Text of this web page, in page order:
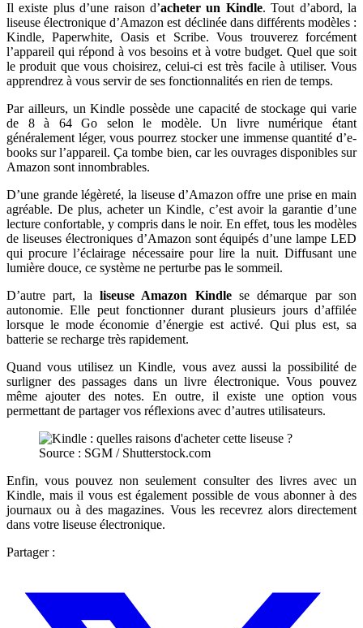
Il existe plus d’une raison d’acheter un Kindle. Tout d’abord, la
liseuse électronique d’Amazon est déclinée dans différents modèles :
Kindle, Paperwhite, Oasis et Scribe. Vous trouverez forcément
l’appareil qui répond à vos besoins et à votre budget. Quel que soit
le produit que vous choisirez, celui-ci est très facile à utiliser. Vous
apprendrez à vous servir de ses fonctionnalités en rien de temps.
Par ailleurs, un Kindle possède une capacité de stockage qui varie
de 8 à 64 Go selon le modèle. Un livre numérique étant
généralement léger, vous pourrez stocker une immense quantité d’e-
books sur l’appareil. Ça tombe bien, car les ouvrages disponibles sur
Amazon sont innombrables.
D’une grande légèreté, la liseuse d’Amazon offre une prise en main
agréable. De plus, acheter un Kindle, c’est avoir la garantie d’une
lecture confortable, y compris dans le noir. En effet, tous les modèles
de liseuses électroniques d’Amazon sont équipés d’une lampe LED
qui procure l’éclairage nécessaire pour lire la nuit. Diffusant une
lumière douce, ce système ne perturbe pas le sommeil.
D’autre part, la liseuse Amazon Kindlese démarque par son
autonomie. Elle peut fonctionner durant plusieurs jours d’affilée
lorsque le mode économie d’énergie est activé. Qui plus est, sa
batterie se recharge très rapidement.
Quand vous utilisez un Kindle, vous avez aussi la possibilité de
surligner des passages dans un livre électronique. Vous pouvez
même ajouter des notes. En outre, il existe une option vous
permettant de partager vos réflexions avec d’autres utilisateurs.
Source : SGM / Shutterstock.com
Enfin, vous pouvez non seulement consulter des livres avec un
Kindle, mais il vous est également possible de vous abonner à des
journaux ou à des magazines. Vous les recevrez alors directement
dans votre liseuse électronique.
Partager :